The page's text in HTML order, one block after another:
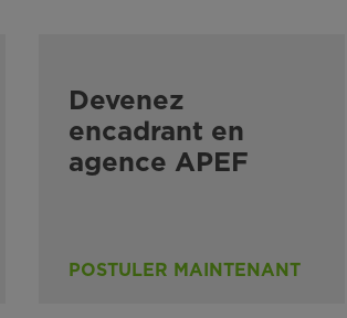
Devenez
encadrant en
agence APEF
POSTULER MAINTENANT